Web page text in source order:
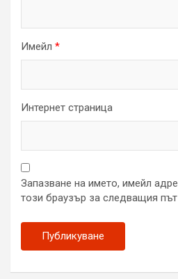
Имейл *
Интернет страница
Запазване на името, имейл
този браузър за следващия